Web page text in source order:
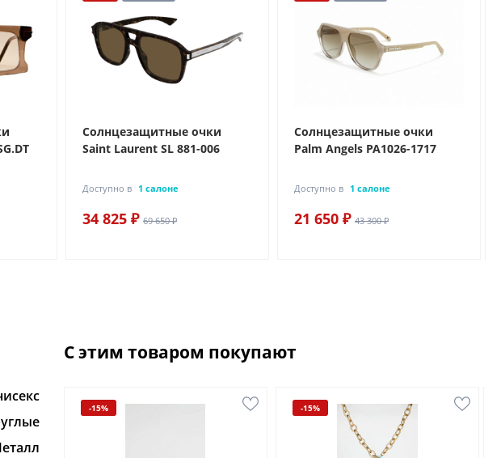
Солнцезащитные очки
Saint Laurent SL 881-006
Доступно в 1 салоне
34 825 ₽ 69 650 ₽
Солнцезащитные очки
Palm Angels PA1026-1717
Доступно в 1 салоне
21 650 ₽ 43 300 ₽
С этим товаром покупают
-15% -15%